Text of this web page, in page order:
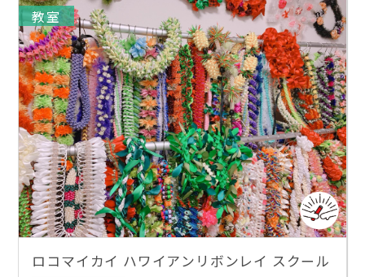
教室
ロコマイカイ ハワイアンリボンレイ スクール